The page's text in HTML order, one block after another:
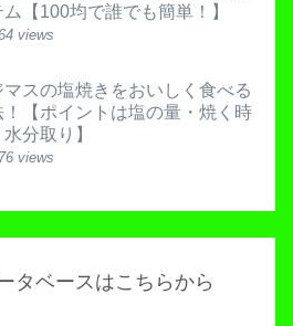
ム【100均で誰でも簡単！】
views
マスの塩焼きをおいしく食べる
！【ポイントは塩の量・焼く時
分取り】
views
タベースはこちらから